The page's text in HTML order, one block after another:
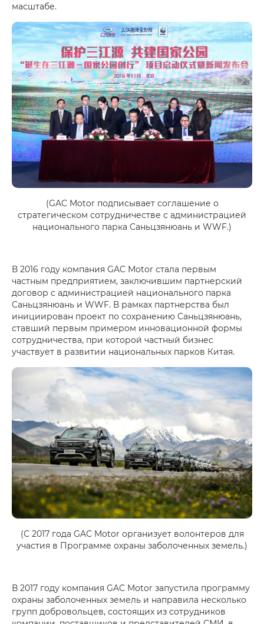
масштабе.
(GAC Motor подписывает соглашение о
стратегическом сотрудничестве с администрацией
национального парка Саньцзянюань и WWF.)
В 2016 году компания GAC Motor стала первым
частным предприятием, заключившим партнерский
договор с администрацией национального парка
Саньцзянюань и WWF. В рамках партнерства был
инициирован проект по сохранению Саньцзянюань,
ставший первым примером инновационной формы
сотрудничества, при которой частный бизнес
участвует в развитии национальных парков Китая.
(С 2017 года GAC Motor организует волонтеров для
участия в Программе охраны заболоченных земель.)
В 2017 году компания GAC Motor запустила программу
охраны заболоченных земель и направила несколько
групп добровольцев, состоящих из сотрудников